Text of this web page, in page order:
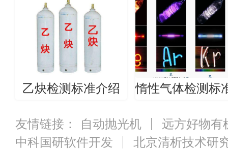
乙炔检测标准介绍
友情链接： 自动抛光机
远方好物有
中科国研软件开发
北京清析技术研